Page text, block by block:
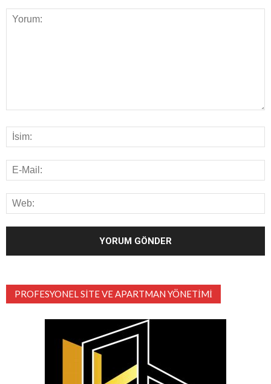
PROFESYONEL SITE VE APARTMAN YÖNETIMI